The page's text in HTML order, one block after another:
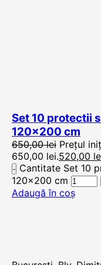
Set 10 protectii
120×200 cm
650,00lei Prețul
650,00 lei.520,00
Cantitate Set 10
120x200 cm
Adaugă în coș